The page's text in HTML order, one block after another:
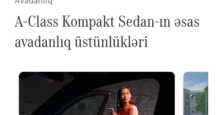
A-Class Kompakt Sedan-ın əsas
avadanlıq üstünlükləri